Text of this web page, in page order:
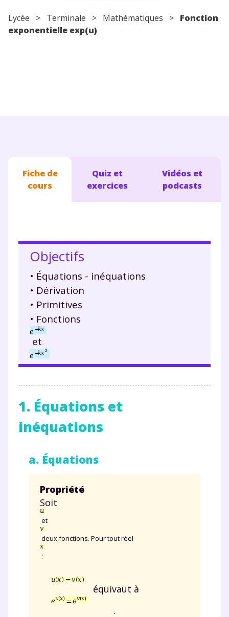
Lycée > Terminale > Mathématiques > Fonction
exponentielle exp(u)
Fiche de
cours
Quiz et
exercices
Vidéos et
podcasts
Objectifs
• Équations - inéquations
• Dérivation
• Primitives
• Fonctions
et
1. Équations et
inéquations
a. Équations
Propriété
Soit
et
deux fonctions. Pour tout réel
:
équivaut à
.